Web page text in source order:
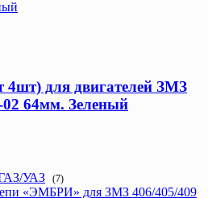
4шт) для двигателей ЗМЗ
02 64мм. Зеленый
УАЗ
(7)
«ЭМБРИ» для ЗМЗ 406/405/409